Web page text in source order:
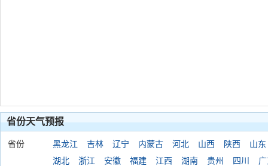
省份天气预报
省份 黑龙江 吉林 辽宁 内蒙古 河北 山西 陕西
山东
湖北
浙江 安徽 福建 江西 湖南 贵州 四川